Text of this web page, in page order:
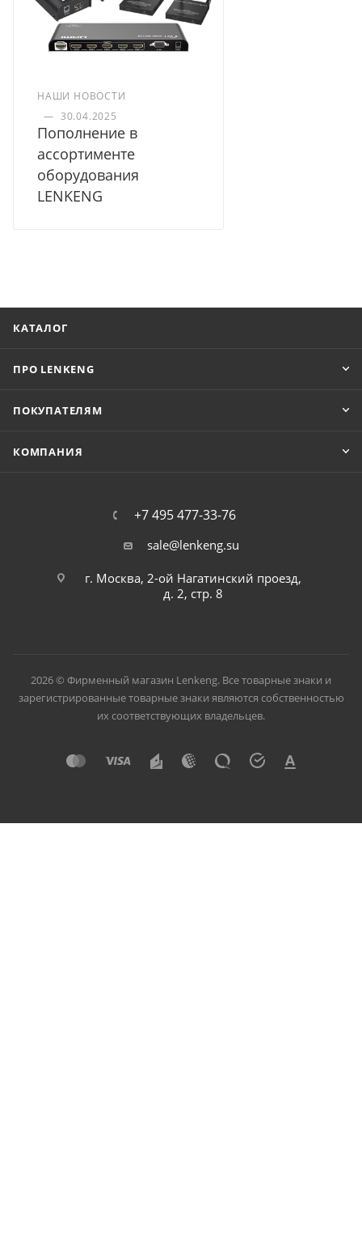
НАШИ НОВОСТИ
— 30.04.2025
Пополнение в
ассортименте
оборудования
LENKENG
КАТАЛОГ
ПРО LENKENG
ПОКУПАТЕЛЯМ
КОМПАНИЯ
+7 495 477-33-76
sale@lenkeng.su
г. Москва, 2-ой Нагатинский проезд,
д. 2, стр. 8
2026 © Фирменный магазин Lenkeng. Все товарные знаки и
зарегистрированные товарные знаки являются собственностью
их соответствующих владельцев.